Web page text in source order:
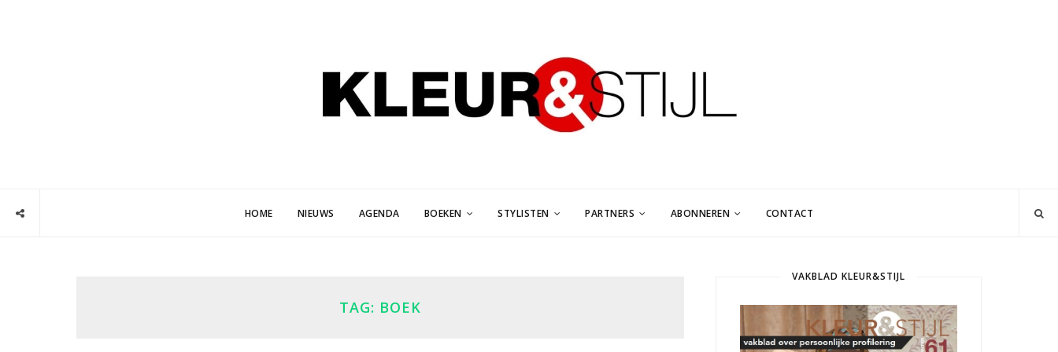
HOME NIEUWS AGENDA BOEKEN STYLISTEN PARTNERS ABONNEREN CONTACT
TAG: BOEK
VAKBLAD KLEUR&STIJL